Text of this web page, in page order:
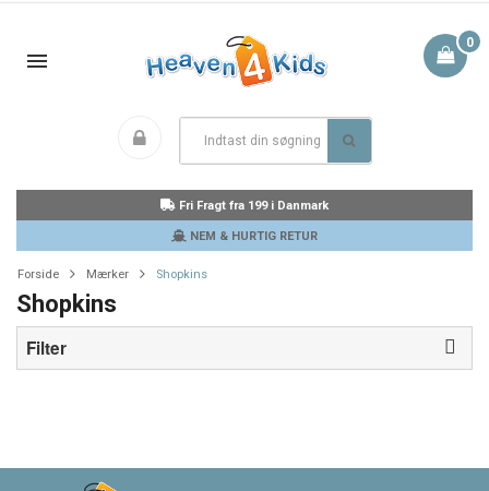
0
Fri Fragt fra 199 i Danmark
NEM & HURTIG RETUR
Forside Mærker Shopkins
Shopkins
Filter